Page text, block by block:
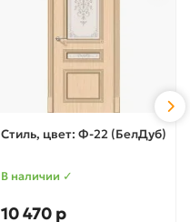
Стиль, цвет: Ф-22 (БелДуб)
В наличии ✓
10 470 р